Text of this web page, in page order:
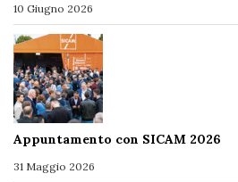
10 Giugno 2026
Appuntamento con SICAM 2026
31 Maggio 2026